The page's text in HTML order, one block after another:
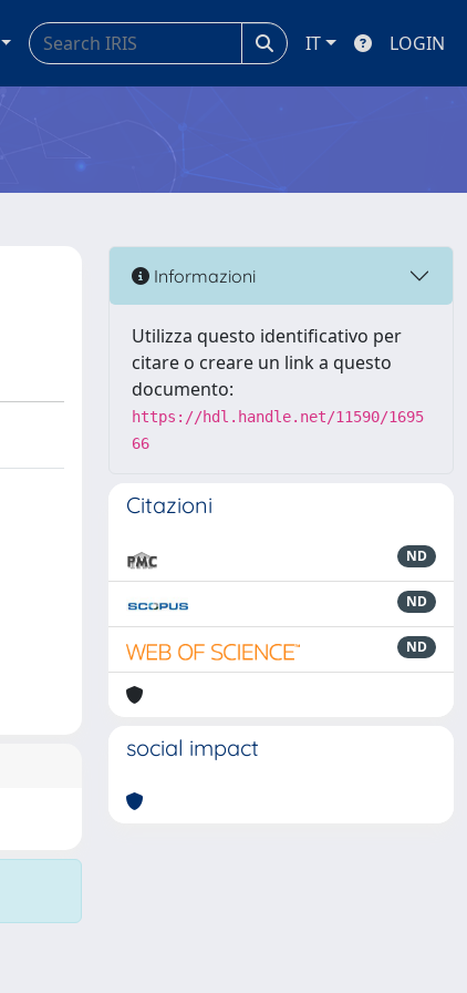
IT LOGIN
Informazioni
Utilizza questo identificativo per
citare o creare un link a questo
documento:
https://hdl.handle.net/11590/1695
66
Citazioni
ND
ND
ND
social impact